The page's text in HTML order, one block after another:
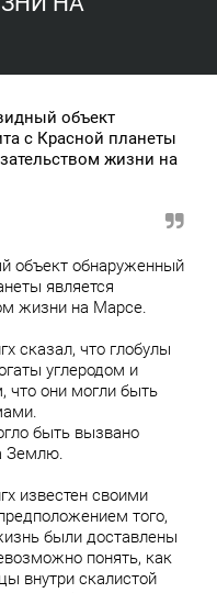
объект
с Красной планеты
жизни на
объект обнаруженный
является
жизни на Марсе.
сказал, что глобулы
углеродом и
что они могли быть
быть вызвано
Землю.
известен своими
того,
были доставлены
понять, как
внутри скалистой